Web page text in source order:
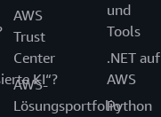
KI“?
AWS
Trust
Center
AWS-
Lösungsportfolio
und
Tools
.NET auf
AWS
Python